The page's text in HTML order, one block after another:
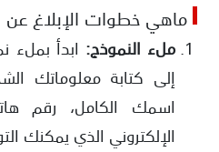
ماهي خطوات الإبلاغ عن
ملء النموذج: ابدأ بملء
إلى كتابة معلوماتك
اسمك الكامل، رقم
الإلكتروني الذي يمكنك